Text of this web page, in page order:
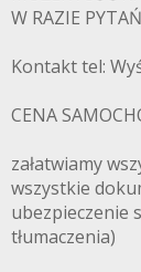
W RAZIE
Kontakt tel:
CENA
załatwiamy
wszystkie
ubezpieczenie
tłumaczenia)